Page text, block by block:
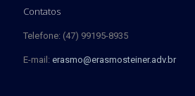
Contatos
Telefone: (47) 99195-8935
E-mail: erasmo@erasmosteiner.adv.br